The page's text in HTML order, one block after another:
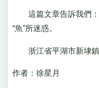
這篇文章告訴我們：
“魚”所迷惑。
浙江省平湖市新埭鎮
作者：徐星月